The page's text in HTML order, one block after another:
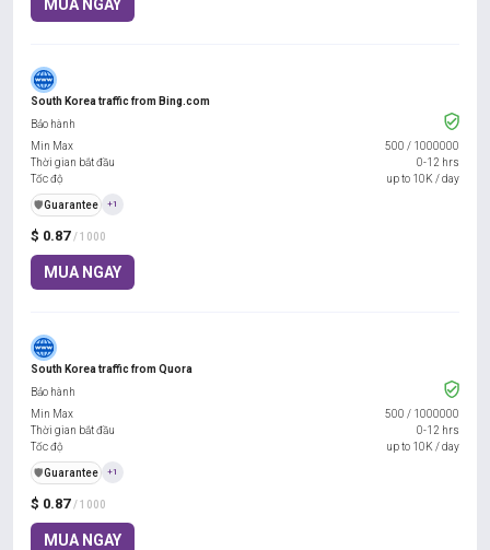
MUA NGAY
South Korea traffic from Bing.com
$ 0.87 / 1000
MUA NGAY
Bảo hành
Min Max
500 / 1000000
Thời gian bắt đầu
0-12 hrs
Tốc độ
up to 10K / day
️🛡️Guarantee +1
South Korea traffic from Quora
$ 0.87 / 1000
MUA NGAY
Bảo hành
Min Max
500 / 1000000
Thời gian bắt đầu
0-12 hrs
Tốc độ
up to 10K / day
️🛡️Guarantee +1